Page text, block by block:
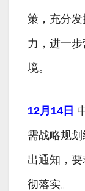
策，充分
力，进一
境。
12月14日
需战略规
出通知，
彻落实。